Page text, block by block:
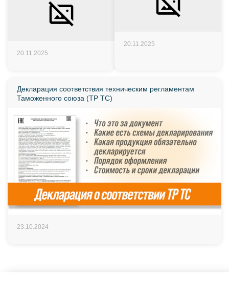
20.11.2025
20.11.2025
Декларация соответствия техническим регламентам
Таможенного союза (ТР ТС)
23.10.2024